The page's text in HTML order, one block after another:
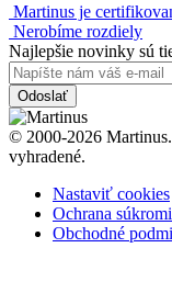
Martinus je
Nerobíme rozdiely
Najlepšie novinky sú
Odoslať
© 2000-2026
vyhradené.
Nastaviť cookies
Ochrana
Obchodné